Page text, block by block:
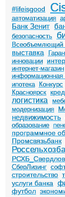
#lifeisgood
автоматизация
Банк Зенит
безопасность
Всеобъемлющий
выставка
инновации
интернет-магазин
информационная
ипотека
Конкурс
Красноярск
логистика
модернизация
недвижимость
образование
программное
Промсвязьбанк
СберЛизинг
строительство
услуги банка
футбол